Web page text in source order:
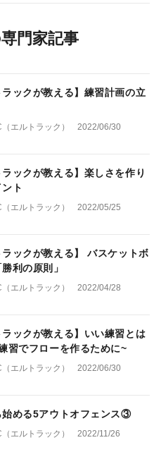
門家記事
ラックが教える】練習計画の立
エルトラック） 2022/06/30
ラックが教える】楽しさを作り
ト
エルトラック） 2022/05/25
ラックが教える】 バスケットボ
利の原則」
エルトラック） 2022/04/28
ラックが教える】いい練習とは
習でフローを作るために~
エルトラック） 2022/06/30
始める5アウトオフェンス③
エルトラック） 2022/11/26